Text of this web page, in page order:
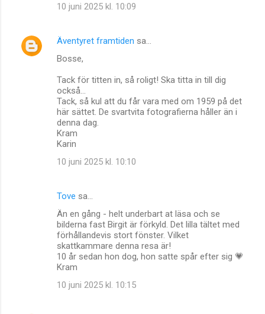
10 juni 2025 kl. 10:09
Äventyret framtiden sa…
Bosse,
Tack för titten in, så roligt! Ska titta in till dig
också...
Tack, så kul att du får vara med om 1959 på det
här sättet. De svartvita fotografierna håller än i
denna dag.
Kram
Karin
10 juni 2025 kl. 10:10
Tove sa…
Än en gång - helt underbart at läsa och se
bilderna fast Birgit är förkyld. Det lilla tältet med
förhållandevis stort fönster. Vilket
skattkammare denna resa är!
10 år sedan hon dog, hon satte spår efter sig 💗
Kram
10 juni 2025 kl. 10:15